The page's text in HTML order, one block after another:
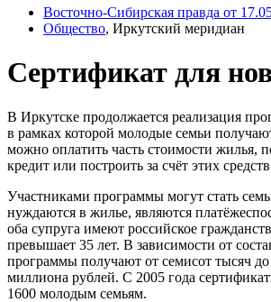
Восточно-Сибирская правда от
Общество, Иркутский меридиан
Сертификат для
В Иркутске продолжается реализация
в рамках которой молодые семьи
можно оплатить часть стоимости жилья,
кредит или построить за счёт этих
Участниками программы могут стать
нуждаются в жилье, являются
оба супруга имеют российское
превышает 35 лет. В зависимости от
программы получают от семисот тысяч
миллиона рублей. С 2005 года
1600 молодым семьям.